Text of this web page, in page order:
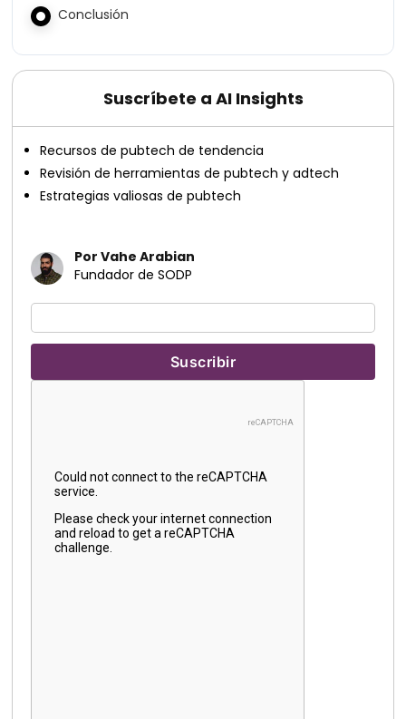
Conclusión
Suscríbete a AI Insights
Recursos de pubtech de tendencia
Revisión de herramientas de pubtech y adtech
Estrategias valiosas de pubtech
Por Vahe Arabian
Fundador de SODP